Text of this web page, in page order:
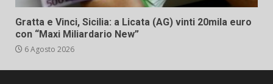
Gratta e Vinci, Sicilia: a Licata (AG) vinti 20mila euro
con “Maxi Miliardario New”
6 Agosto 2026